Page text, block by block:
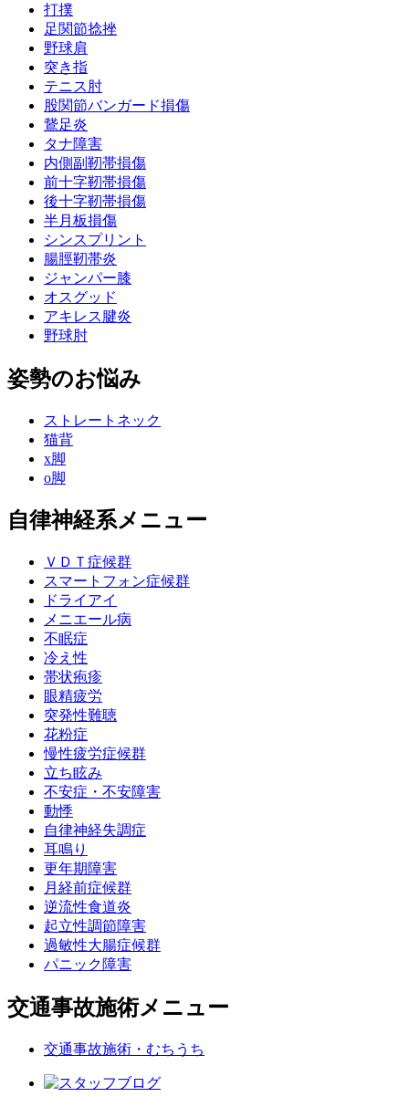
打撲
足関節捻挫
野球肩
突き指
テニス肘
股関節バンガード損傷
鵞足炎
タナ障害
内側副靭帯損傷
前十字靭帯損傷
後十字靭帯損傷
半月板損傷
シンスプリント
腸脛靭帯炎
ジャンパー膝
オスグッド
アキレス腱炎
野球肘
姿勢のお悩み
ストレートネック
猫背
x脚
o脚
自律神経系メニュー
ＶＤＴ症候群
スマートフォン症候群
ドライアイ
メニエール病
不眠症
冷え性
帯状疱疹
眼精疲労
突発性難聴
花粉症
慢性疲労症候群
立ち眩み
不安症・不安障害
動悸
自律神経失調症
耳鳴り
更年期障害
月経前症候群
逆流性食道炎
起立性調節障害
過敏性大腸症候群
パニック障害
交通事故施術メニュー
交通事故施術・むちうち